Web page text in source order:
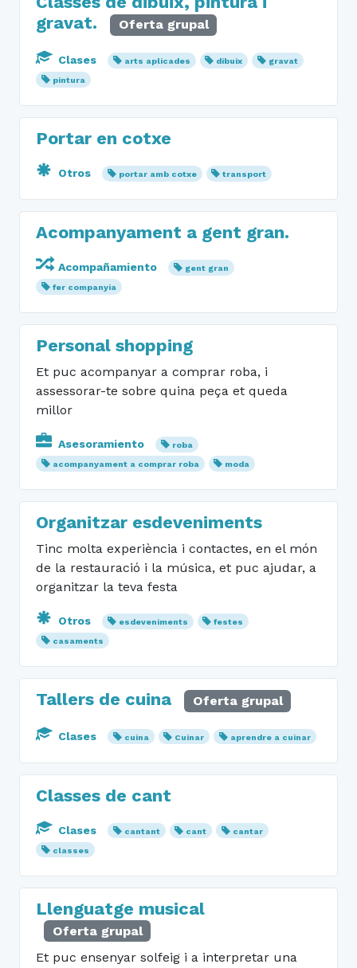
gravat.
Oferta grupal
Clases arts aplicades dibuix
gravat
pintura
Portar en cotxe
Otros portar amb cotxe transport
Acompanyament a gent gran.
Acompañamiento
gent gran
fer companyia
Personal shopping
Et puc acompanyar a comprar roba, i
assessorar-te sobre quina peça et queda
millor
Asesoramiento
roba
acompanyament a comprar roba
moda
Organitzar esdeveniments
Tinc molta experiència i contactes, en el món
de la restauració i la música, et puc ajudar, a
organitzar la teva festa
Otros esdeveniments
festes
casaments
Tallers de cuina Oferta grupal
Clases cuina Cuinar aprendre a cuinar
Classes de cant
Clases cantant cant
cantar
classes
Llenguatge musical
Oferta grupal
Et puc ensenyar solfeig i a interpretar una